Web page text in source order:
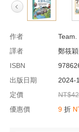
作者
Team.
譯者
鄭筱穎
ISBN
出版日期
2024-
定價
優惠價
9 折